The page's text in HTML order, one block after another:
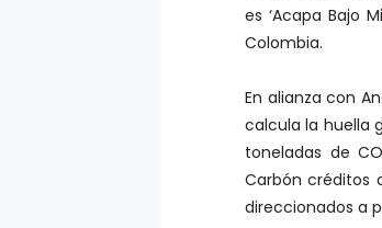
es ‘Acapa Bajo
Colombia.
En alianza con
calcula la huella
toneladas de
Carbón créditos
direccionados a